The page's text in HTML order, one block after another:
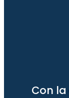
Con